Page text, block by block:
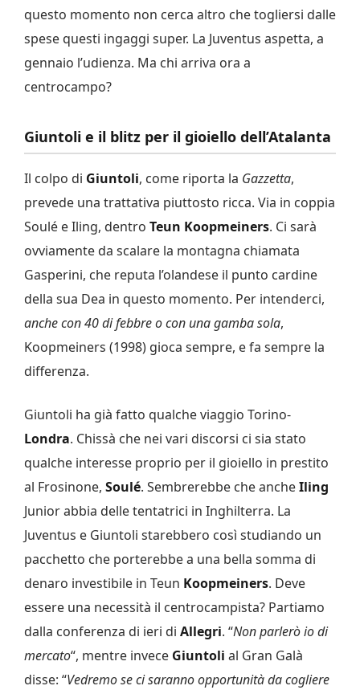
questo momento non cerca altro che togliersi dalle
spese questi ingaggi super. La Juventus aspetta, a
gennaio l’udienza. Ma chi arriva ora a
centrocampo?
Giuntoli e il blitz per il gioiello dell’Atalanta
Il colpo di Giuntoli, come riporta la Gazzetta,
prevede una trattativa piuttosto ricca. Via in coppia
Soulé e Iling, dentro Teun Koopmeiners. Ci sarà
ovviamente da scalare la montagna chiamata
Gasperini, che reputa l’olandese il punto cardine
della sua Dea in questo momento. Per intenderci,
anche con 40 di febbre o con una gamba sola,
Koopmeiners (1998) gioca sempre, e fa sempre la
differenza.
Giuntoli ha già fatto qualche viaggio Torino-
Londra. Chissà che nei vari discorsi ci sia stato
qualche interesse proprio per il gioiello in prestito
al Frosinone, Soulé. Sembrerebbe che ancheIling
Junior abbia delle tentatrici in Inghilterra. La
Juventus e Giuntoli starebbero così studiando un
pacchetto che porterebbe a una bella somma di
denaro investibile in Teun Koopmeiners. Deve
essere una necessità il centrocampista? Partiamo
dalla conferenza di ieri di Allegri. “Non parlerò io di
mercato“, mentre invece Giuntoli al Gran Galà
disse: “Vedremo se ci saranno opportunità da cogliere